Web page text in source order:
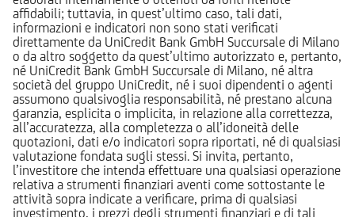
affidabili; tuttavia, in quest’ultimo caso, tali dati,
informazioni e indicatori non sono stati verificati
direttamente da UniCredit Bank GmbH Succursale di Milano
o da altro soggetto da quest’ultimo autorizzato e, pertanto,
né UniCredit Bank GmbH Succursale di Milano, né altra
società del gruppo UniCredit, né i suoi dipendenti o agenti
assumono qualsivoglia responsabilità, né prestano alcuna
garanzia, esplicita o implicita, in relazione alla correttezza,
all’accuratezza, alla completezza o all’idoneità delle
quotazioni, dati e/o indicatori sopra riportati, né di qualsiasi
valutazione fondata sugli stessi. Si invita, pertanto,
l’investitore che intenda effettuare una qualsiasi operazione
relativa a strumenti finanziari aventi come sottostante le
attività sopra indicate a verificare, prima di qualsiasi
investimento, i prezzi degli strumenti finanziari e di tali